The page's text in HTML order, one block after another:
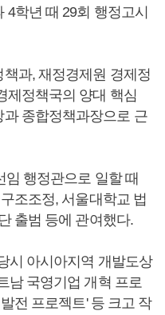
학년 때 29회 행정고시
과, 재정경제원 경제정
제정책국의 양대 핵심
종합정책과장으로 근
행정관으로 일할 때
조조정, 서울대학교 법
출범 등에 관여했다.
시 아시아지역 개발도상
남 국영기업 개혁 프로
전 프로젝트' 등 크고 작